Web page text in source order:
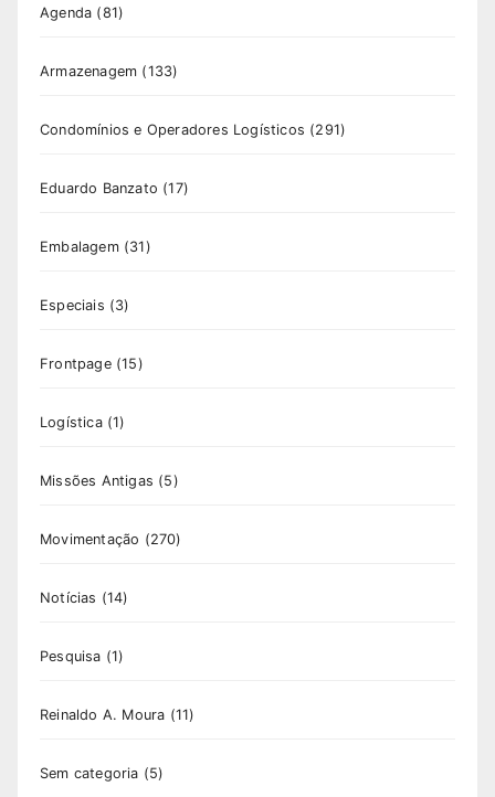
Agenda (81)
Armazenagem (133)
Condomínios e Operadores Logísticos (291)
Eduardo Banzato (17)
Embalagem(31)
Especiais (3)
Frontpage(15)
Logística(1)
Missões Antigas (5)
Movimentação (270)
Notícias (14)
Pesquisa (1)
Reinaldo A. Moura (11)
Sem categoria (5)